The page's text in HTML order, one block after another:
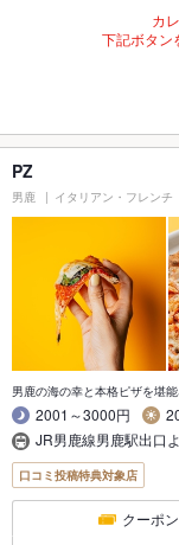
カ
下記ボタン
PZ
男鹿 イタリアン・フレンチ
男鹿の海の幸と本格ピザを堪
2001～3000円
JR男鹿線男鹿駅出口
口コミ投稿特典対象店
クーポン